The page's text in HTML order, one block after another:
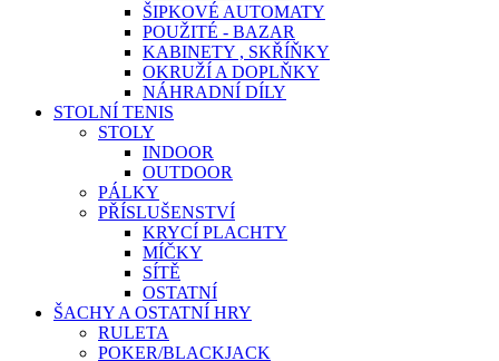
ŠIPKOVÉ AUTOMATY
POUŽITÉ - BAZAR
KABINETY , SKŘÍŇKY
OKRUŽÍ A DOPLŇKY
NÁHRADNÍ DÍLY
STOLNÍ TENIS
STOLY
INDOOR
OUTDOOR
PÁLKY
PŘÍSLUŠENSTVÍ
KRYCÍ PLACHTY
MÍČKY
SÍTĚ
OSTATNÍ
ŠACHY A OSTATNÍ HRY
RULETA
POKER/BLACKJACK